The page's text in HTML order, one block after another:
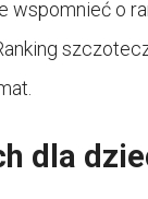
wspomnieć o
dla